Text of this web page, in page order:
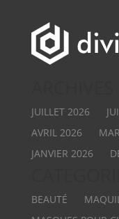
JUILLET 2026
AVRIL 2026
JANVIER 2026
BEAUTÉ